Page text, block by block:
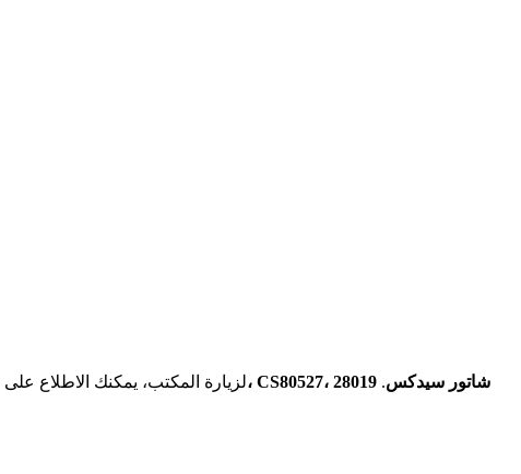
لزيارة المكتب، يمكنك الاطلاع على ساحة الجمهورية، CS80527، 28019 شاتور سيدكس.